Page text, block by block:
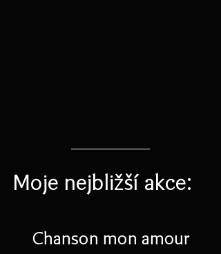
Moje nejbližší akce:
Chanson mon amour